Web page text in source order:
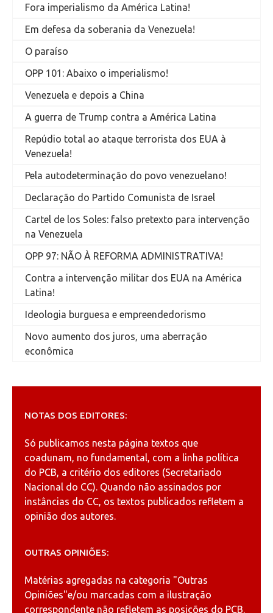
Fora imperialismo da América Latina!
Em defesa da soberania da Venezuela!
O paraíso
OPP 101: Abaixo o imperialismo!
Venezuela e depois a China
A guerra de Trump contra a América Latina
Repúdio total ao ataque terrorista dos EUA à
Venezuela!
Pela autodeterminação do povo venezuelano!
Declaração do Partido Comunista de Israel
Cartel de los Soles: falso pretexto para intervenção
na Venezuela
OPP 97: NÃO À REFORMA ADMINISTRATIVA!
Contra a intervenção militar dos EUA na América
Latina!
Ideologia burguesa e empreendedorismo
Novo aumento dos juros, uma aberração
econômica
NOTAS DOS EDITORES:
Só publicamos nesta página textos que
coadunam, no fundamental, com a linha política
do PCB, a critério dos editores (Secretariado
Nacional do CC). Quando não assinados por
instâncias do CC, os textos publicados refletem a
opinião dos autores.
OUTRAS OPINIÕES:
Matérias agregadas na categoria "Outras
Opiniões"e/ou marcadas com a ilustração
correspondente não refletem as posições do PCB.